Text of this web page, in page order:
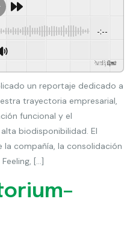
-:--
GSpeech
un reportaje dedicado a
trayectoria empresarial,
funcional y el
biodisponibilidad. El
la compañía, la consolidación
[…]